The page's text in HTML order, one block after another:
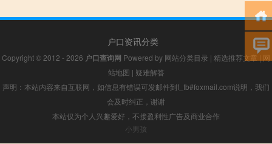
户口资讯分类
Copyright © 2012 - 2026 户口查询网 Powered by 网站分类目录 | 精选推荐文章| 网
站地图 | 疑难解答
声明：本站内容来自互联网，如信息有错误可发邮件到f_fb#foxmail.com说明，我们
会及时纠正，谢谢
本站仅为个人兴趣爱好，不接盈利性广告及商业合作
小男孩